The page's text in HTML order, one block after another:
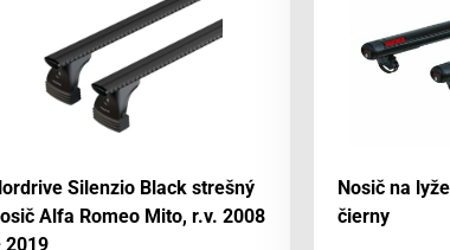
Silenzio Black strešný
Alfa Romeo Mito, r.v. 2008
2019
Nosič na
čierny